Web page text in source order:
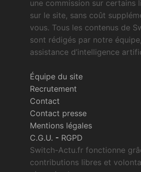
une commission sur certains
sur le site, sans coût
vous. Tous les contenus de
sont rédigés par notre
assistance d’intelligence
Équipe du site
Recrutement
Contact
Contact presse
Mentions légales
C.G.U. - RGPD
Switch-Actu.fr fonctionne
contributions libres et